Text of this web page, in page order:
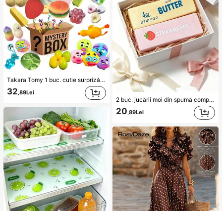
Takara Tomy 1 buc. cutie surpriză cu jucării de strêsare și relaxare în stil mixt, include ursuleț transparent din gel, meduză cu sclipici, bilă fluidă în formă de picătură de apă, bol mic perlat, tort pizza realist, bilă cu expresie amuzantă și alte jucării moi din cauciuc pentru detensionare, deschidere aleatorie plină de distracție, moale și elastică, cu revenire lină la strângere repetată, mic ornament decorativ pentru birou, jucărie portabilă anti-plictiseală pentru navetă, potrivită pentru cadouri de petrecere, tombolă în clasă și cadouri de sărbători
32,89Lei
2 buc. jucării moi din spumă comprimată cu miros de unt și căpșuni, atingere super moale, parfum natural, jucării anti-stres în formă de alimente (fără cutie), perfecte pentru cadouri de petrecere, ameliorarea anxietății, mai multe stiluri disponibile, potrivite pentru reducerea stresului și cadouri de sărbători, bomboană de unt, moi și elastice, kawaii
20,89Lei